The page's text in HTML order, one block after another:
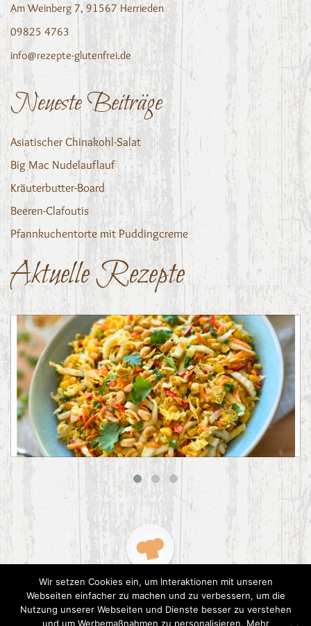
Am Weinberg 7, 91567 Herrieden
09825 4763
info@rezepte-glutenfrei.de
Neueste Beiträge
Asiatischer Chinakohl-Salat
Big Mac Nudelauflauf
Kräuterbutter-Board
Beeren-Clafoutis
Pfannkuchentorte mit Puddingcreme
Aktuelle Rezepte
Asiatischer Chinakohl-Salat
Wir setzen Cookies ein, um Interaktionen mit unseren
Webseiten einfacher zu machen und zu verbessern, um die
Nutzung unserer Webseiten und Dienste besser zu verstehen
und um Werbemaßnahmen zu personalisieren. Mehr